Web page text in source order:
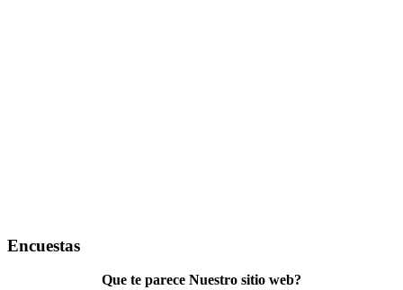
Encuestas
Que te parece Nuestro sitio web?